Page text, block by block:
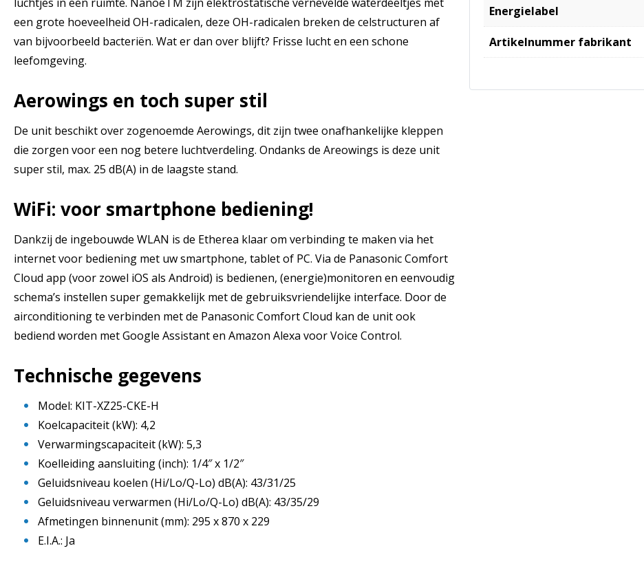
een grote hoeveelheid OH-radicalen, deze OH-radicalen breken de celstructuren af
van bijvoorbeeld bacteriën. Wat er dan over blijft? Frisse lucht en een schone
leefomgeving.
Aerowings en toch super stil
De unit beschikt over zogenoemde Aerowings, dit zijn twee onafhankelijke kleppen
die zorgen voor een nog betere luchtverdeling. Ondanks de Areowings is deze unit
super stil, max. 25 dB(A) in de laagste stand.
WiFi: voor smartphone bediening!
Dankzij de ingebouwde WLAN is de Etherea klaar om verbinding te maken via het
internet voor bediening met uw smartphone, tablet of PC. Via de Panasonic Comfort
Cloud app (voor zowel iOS als Android) is bedienen, (energie)monitoren en eenvoudig
schema’s instellen super gemakkelijk met de gebruiksvriendelijke interface. Door de
airconditioning te verbinden met de Panasonic Comfort Cloud kan de unit ook
bediend worden met Google Assistant en Amazon Alexa voor Voice Control.
Technische gegevens
Model: KIT-XZ25-CKE-H
Koelcapaciteit (kW): 4,2
Verwarmingscapaciteit (kW): 5,3
Koelleiding aansluiting (inch): 1/4″ x 1/2″
Geluidsniveau koelen (Hi/Lo/Q-Lo) dB(A): 43/31/25
Geluidsniveau verwarmen (Hi/Lo/Q-Lo) dB(A): 43/35/29
Afmetingen binnenunit (mm): 295 x 870 x 229
E.I.A.: Ja
Energielabel
Artikelnummer fabrikant